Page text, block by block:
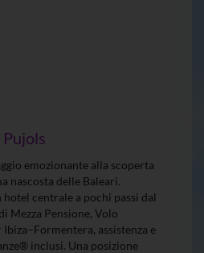
emozionante alla scoperta
nascosta delle Baleari.
hotel centrale a pochi passi dal
Mezza Pensione, Volo
assistenza e
inclusi. Una posizione